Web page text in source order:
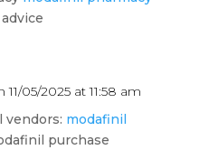
11/05/2025 at 11:58 am
vendors: modafinil
purchase